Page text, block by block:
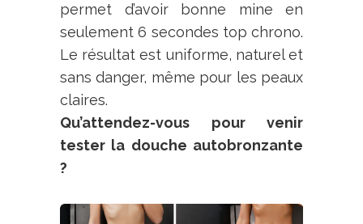
permet d’avoir bonne mine en
seulement 6 secondes top chrono.
Le résultat est uniforme, naturel et
sans danger, même pour les peaux
claires.
Qu’attendez-vous pour venir
tester la douche autobronzante
?